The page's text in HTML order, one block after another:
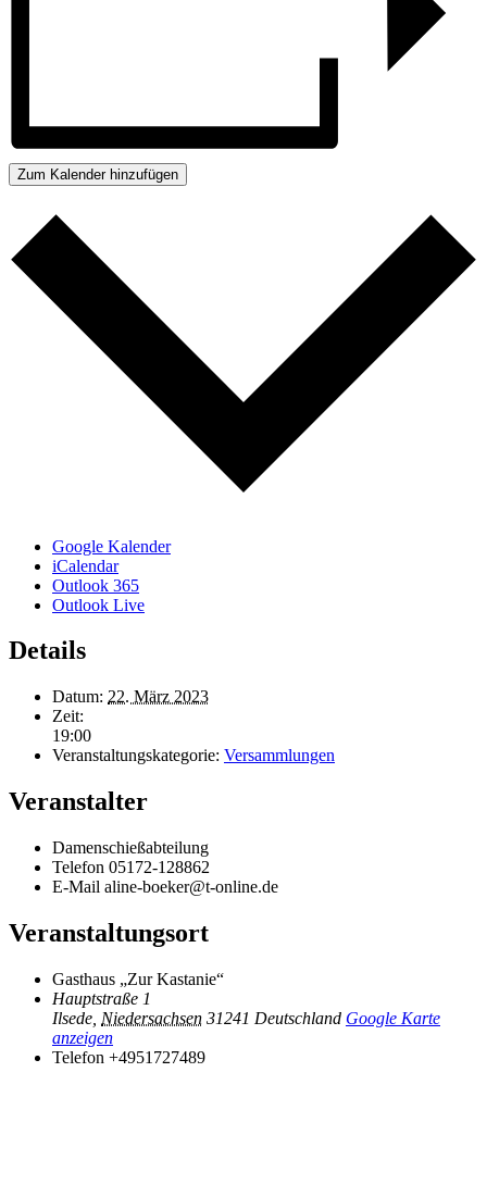
Zum Kalender hinzufügen
Google Kalender
iCalendar
Outlook 365
Outlook Live
Details
Datum: 22. März 2023
Zeit:
19:00
Veranstaltungskategorie: Versammlungen
Veranstalter
Damenschießabteilung
Telefon 05172-128862
E-Mail aline-boeker@t-online.de
Veranstaltungsort
Gasthaus „Zur Kastanie“
Hauptstraße 1
Ilsede Niedersachsen 31241 Deutschland Google Karte
anzeigen
Telefon +4951727489